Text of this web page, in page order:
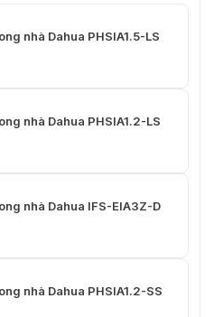
trì phía trước
chế độ (L≤300m); sợi quang
nhà Dahua PHSIA1.5-LS
nhà Dahua PHSIA1.2-LS
nhà Dahua IFS-EIA3Z-D
nhà Dahua PHSIA1.2-SS